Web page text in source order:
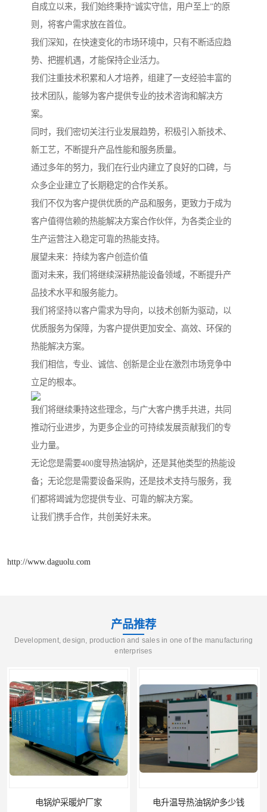
自成立以来，我们始终秉持“诚实守信，用户至上”的原
则，将客户需求放在首位。
我们深知，在快速变化的市场环境中，只有不断适应趋
势、把握机遇，才能保持企业活力。
我们注重技术积累和人才培养，组建了一支经验丰富的
技术团队，能够为客户提供专业的技术咨询和解决方
案。
同时，我们密切关注行业发展趋势，积极引入新技术、
新工艺，不断提升产品性能和服务质量。
通过多年的努力，我们在行业内建立了良好的口碑，与
众多企业建立了长期稳定的合作关系。
我们不仅为客户提供优质的产品和服务，更致力于成为
客户值得信赖的热能解决方案合作伙伴，为各类企业的
生产运营注入稳定可靠的热能支持。
展望未来：持续为客户创造价值
面对未来，我们将继续深耕热能设备领域，不断提升产
品技术水平和服务能力。
我们将坚持以客户需求为导向，以技术创新为驱动，以
优质服务为保障，为客户提供更加安全、高效、环保的
热能解决方案。
我们相信，专业、诚信、创新是企业在激烈市场竞争中
立足的根本。
我们将继续秉持这些理念，与广大客户携手共进，共同
推动行业进步，为更多企业的可持续发展贡献我们的专
业力量。
无论您是需要400度导热油锅炉，还是其他类型的热能设
备；无论您是需要设备采购，还是技术支持与服务，我
们都将竭诚为您提供专业、可靠的解决方案。
让我们携手合作，共创美好未来。
http://www.daguolu.com
产品推荐
Development, design, production and sales in one of the manufacturing
enterprises
电锅炉采暖炉厂家 电升温导热油锅炉多少钱